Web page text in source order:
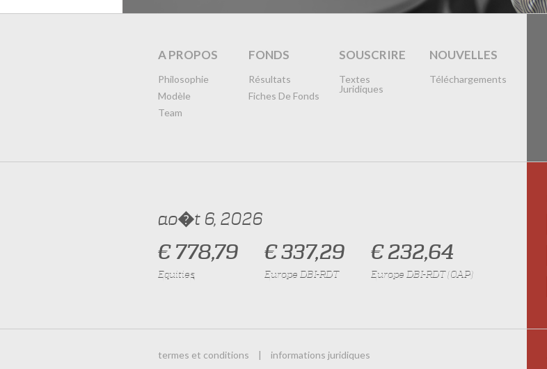
A PROPOS
Philosophie
Modèle
Team
FONDS
Résultats
Fiches De Fonds
SOUSCRIRE
Textes
Juridiques
NOUVELLES
Téléchargements
ao�t 6, 2026
€ 778,79 € 337,29 € 232,64
Equities Europe DBI-RDT Europe DBI-RDT (CAP)
termes et conditions | informations juridiques